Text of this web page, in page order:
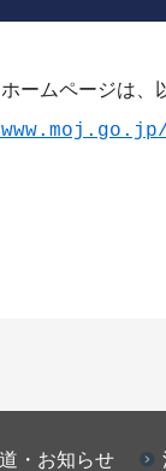
ームページは、
・お知らせ